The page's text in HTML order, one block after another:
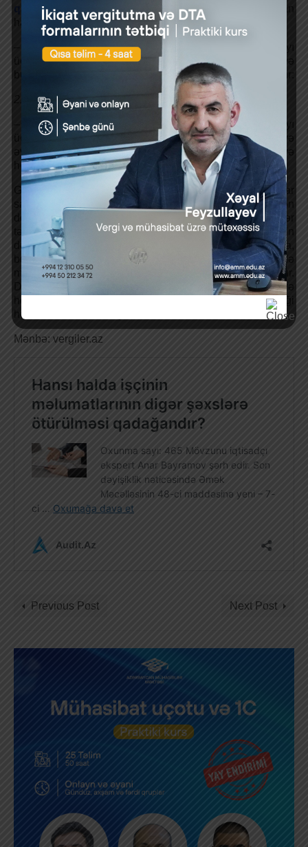
qaimə-fakturada
malın dəyəri səhv göstərilib. Belə olan
halda:
– A MMC may ayının vergi tutulan dövriyyəsini iyun ayı
üçün təqdim edilən bəyannamədə dəqiqləşdirir və
büdcəyə hesablanmış ƏDV məbləğini 33,6 manat azaldır:
213,6 – 180 = 33,6 manat.
– B MMC may ayının vergi tutulan dövriyyəsini iyun ayı
üçün təqdim edilən bəyannamədə dəqiqləşdirir və
əvəzləşdirilmiş 33,6 manat ƏDV məbləğini büdcəyə
hesablayır.
Göründüyü kimi, təqdim olunan elektron qaimə-fakturalar
satıcıda ƏDV tutulan dövriyyəni, alıcıda isə əvəzləşdirilən
dövriyyəni müəyyən edir və bir-birinə bərabərdir. Əgər
təqdim olunan elektron qaimə-fakturalarda dövriyyənin
dəqiqləşdirilməsi üçün əsas verən hallar aşkar olunursa,
bu halda həm satıcının, həm də alıcının dövriyyəsində
müvafiq dəqiqləşdirmələr aparmaq zəruriliyi yaranır.
Dövriyyənin dəqiqləşdirilməsi zamanı büdcəyə
hesablanmalı və ya əvəzləşdirilməli olan ƏDV məbləği
hər iki tərəfdə arta və ya azala bilər.
Mənbə: vergiler.az
Previous Post Next Post